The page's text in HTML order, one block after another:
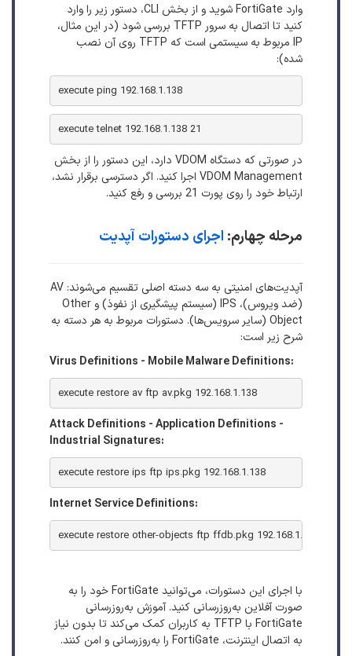
وارد FortiGate شوید و از بخش CLI، دستور زیر را وارد
کنید تا اتصال به سرور TFTP بررسی شود (در این مثال،
IP مربوط به سیستمی است که TFTP روی آن نصب
شده):
execute ping 192.168.1.138
execute telnet 192.168.1.138 21
در صورتی که دستگاه VDOM دارد، این دستور را از بخش
VDOM Management اجرا کنید. اگر دسترسی برقرار نشد،
ارتباط خود را روی پورت 21 بررسی و رفع کنید.
مرحله چهارم: اجرای دستورات آپدیت
آپدیت‌های امنیتی به سه دسته اصلی تقسیم می‌شوند: AV
(ضد ویروس)، IPS (سیستم پیشگیری از نفوذ) و Other
Object (سایر سرویس‌ها). دستورات مربوط به هر دسته به
شرح زیر است:
Virus Definitions - Mobile Malware Definitions:
execute restore av ftp av.pkg 192.168.1.138
Attack Definitions - Application Definitions -
Industrial Signatures:
execute restore ips ftp ips.pkg 192.168.1.138
Internet Service Definitions:
execute restore other-objects ftp ffdb.pkg 192.168.1.138
با اجرای این دستورات، می‌توانید FortiGate خود را به
صورت آفلاین به‌روزرسانی کنید. آموزش به‌روزرسانی
FortiGate با TFTP به کاربران کمک می‌کند تا بدون نیاز
به اتصال اینترنت، FortiGate را به‌روزرسانی و امن کنند.